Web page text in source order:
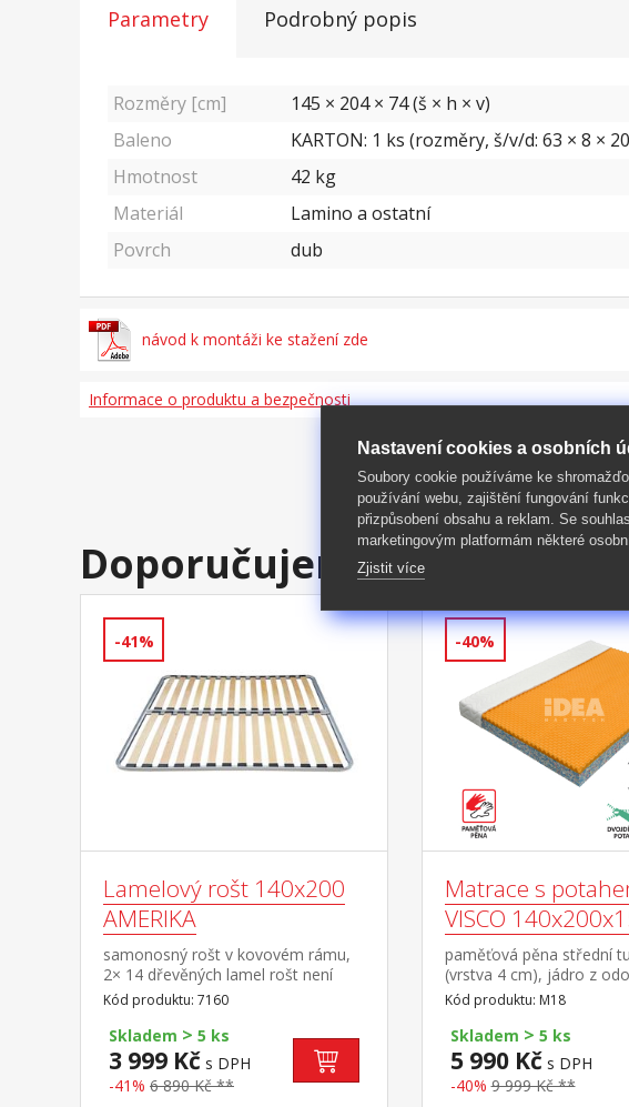
Parametry Podrobný popis
Rozměry [cm]
145 × 204 × 74 (š × h × v)
Baleno
KARTON: 1 ks (rozměry, š/v/d: 63 × 8 ×
Hmotnost
42 kg
Materiál
Lamino a ostatní
Povrch
dub
návod k montáži ke stažení zde
Informace o produktu a bezpečnosti
Doporučujeme
-41%
Lamelový rošt 140x200
AMERIKA
samonosný rošt v kovovém rámu,
2× 14 dřevěných lamel rošt není
vhodný pro postele, do kterých má
být použit laťkový rošt R3
Kód produktu: 7160
Skladem > 5 ks
3 999 Kč s DPH
-41% 6 890 Kč **
-40%
Matrace s
VISCO
paměťová pěna střední
(vrstva 4 cm), jádro z
pěny dobré ortopedické
dlouhá životnost matrace
pro všechny typy roštů
prodyšný, vyrobený ze
snímatelný a pratelný do
doporučená nosnost do
Kód produktu: M18
Skladem > 5 ks
5 990 Kč s DPH
-40% 9 999 Kč **
Nastavení cookies a osobních
Soubory cookie používáme ke
používání webu, zajištění fungování
přizpůsobení obsahu a reklam. Se
marketingovým platformám některé
Zjistit více